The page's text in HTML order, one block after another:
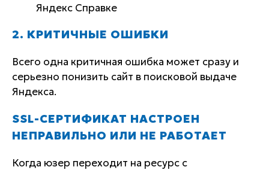
Яндекс Справке
2. КРИТИЧНЫЕ ОШИБКИ
Всего одна критичная ошибка может сразу и
серьезно понизить сайт в поисковой выдаче
Яндекса.
SSL-СЕРТИФИКАТ НАСТРОЕН
НЕПРАВИЛЬНО ИЛИ НЕ РАБОТАЕТ
Когда юзер переходит на ресурс с